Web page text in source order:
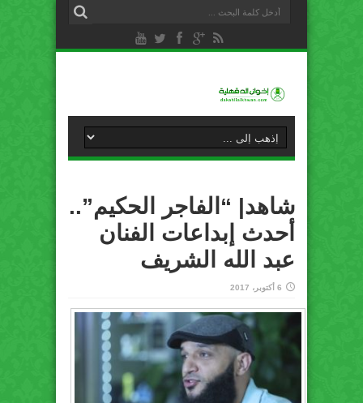
شاهد| “الفاجر الحكيم”..
أحدث إبداعات الفنان
عبد الله الشريف
6 أكتوبر، 2017